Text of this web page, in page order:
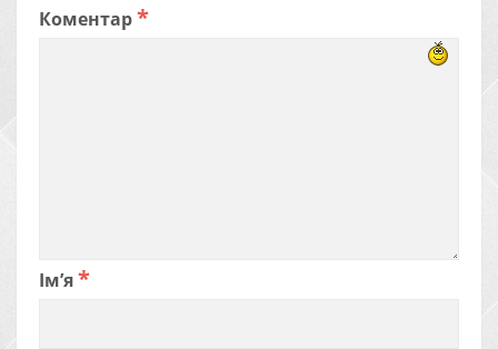
Коментар*
Ім’я*